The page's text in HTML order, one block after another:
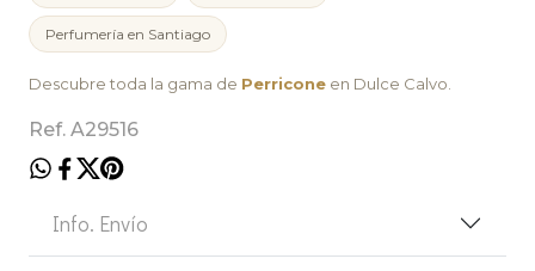
Perfumería en Santiago
Descubre toda la gama de Perricone en Dulce Calvo.
Ref. A29516
Info. Envío